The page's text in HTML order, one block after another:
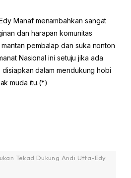
Manaf menambahkan sangat
dan harapan komunitas
pembalap dan suka nonton
Nasional ini setuju jika ada
dalam mendukung hobi
muda itu.(*)
Tekad Dukung Andi Utta-Edy